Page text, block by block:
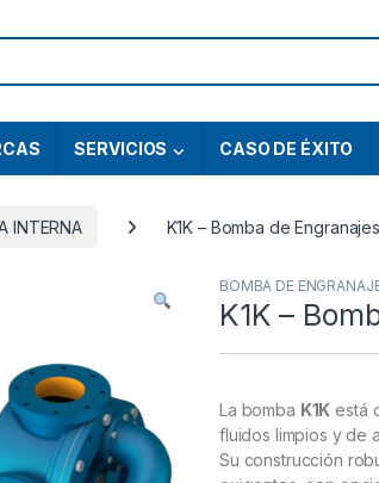
SERVICIOS CASO DE ÉXITO
INTERNA K1K – Bomba de
BOMBA DE
K1K –
La bomba K1K está
fluidos limpios y de
Su construcción